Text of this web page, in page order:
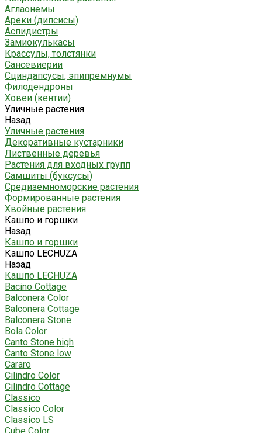
Аглаонемы
Ареки (дипсисы)
Аспидистры
Замиокулькасы
Крассулы, толстянки
Сансевиерии
Сциндапсусы, эпипремнумы
Филодендроны
Ховеи (кентии)
Уличные растения
Назад
Уличные растения
Декоративные кустарники
Лиственные деревья
Растения для входных групп
Самшиты (буксусы)
Средиземноморские растения
Формированные растения
Хвойные растения
Кашпо и горшки
Назад
Кашпо и горшки
Кашпо LECHUZA
Назад
Кашпо LECHUZA
Bacino Cottage
Balconera Color
Balconera Cottage
Balconera Stone
Bola Color
Canto Stone high
Canto Stone low
Cararo
Cilindro Color
Cilindro Cottage
Classico
Classico Color
Classico LS